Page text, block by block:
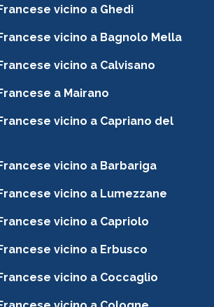
vicino a Ghedi
vicino a Bagnolo Mella
vicino a Calvisano
a Mairano
vicino a Capriano del
vicino a Barbariga
vicino a Lumezzane
vicino a Capriolo
vicino a Erbusco
vicino a Coccaglio